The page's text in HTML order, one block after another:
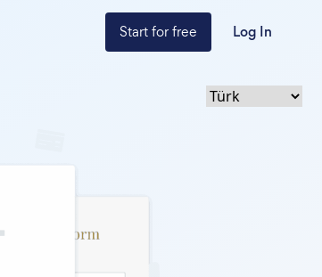
Start for free Log In